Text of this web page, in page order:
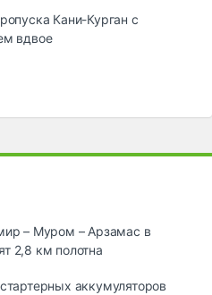
Кани-Курган с
вдвое
– Муром – Арзамас в
2,8 км полотна
аккумуляторов